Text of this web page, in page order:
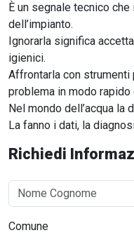
È un segnale tecnico
dell’impianto.
Ignorarla significa
igienici.
Affrontarla con
problema in modo rapido
Nel mondo dell’acqua la
La fanno i dati, la
Richiedi
Comune